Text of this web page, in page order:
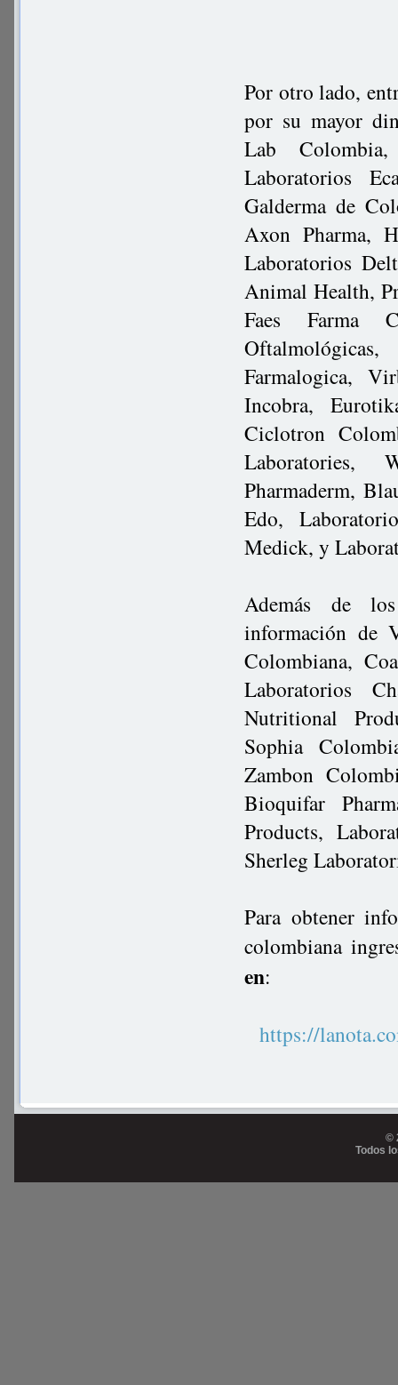
Por otro lado,
por su mayor
Lab
Laboratorios
Galderma de
Axon Pharma,
Laboratorios
Animal Health,
Faes Farma
Farmalogica,
Incobra,
Ciclotron
Laboratories,
Pharmaderm,
Edo,
Medick, y
Además de
información de
Colombiana,
Laboratorios
Nutritional
Sophia
Zambon
Bioquifar
Products,
Sherleg
Para obtener
colombiana
en:
https://
©
Todos